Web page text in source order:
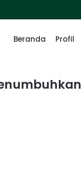
Beranda Profil